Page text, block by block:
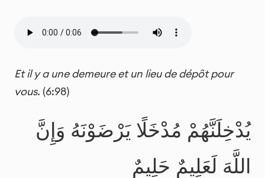
Et il y a une demeure et un lieu de dépôt pour
vous. (6:98)
يُدْخِلَنَّهُمْ مُدْخَلًا يَرْضَوْنَهُ وَإِنَّ
اللَّهَ لَعَلِيمٌ حَلِيمٌ